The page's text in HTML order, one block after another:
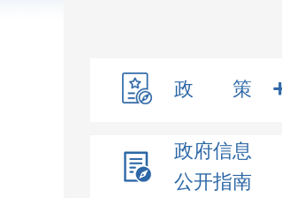
政 策
政府信息
公开指南